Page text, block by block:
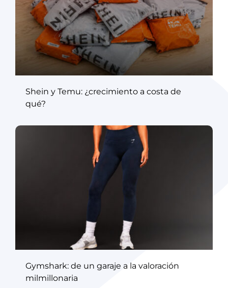
Shein y Temu: ¿crecimiento a costa de
qué?
Gymshark: de un garaje a la valoración
milmillonaria